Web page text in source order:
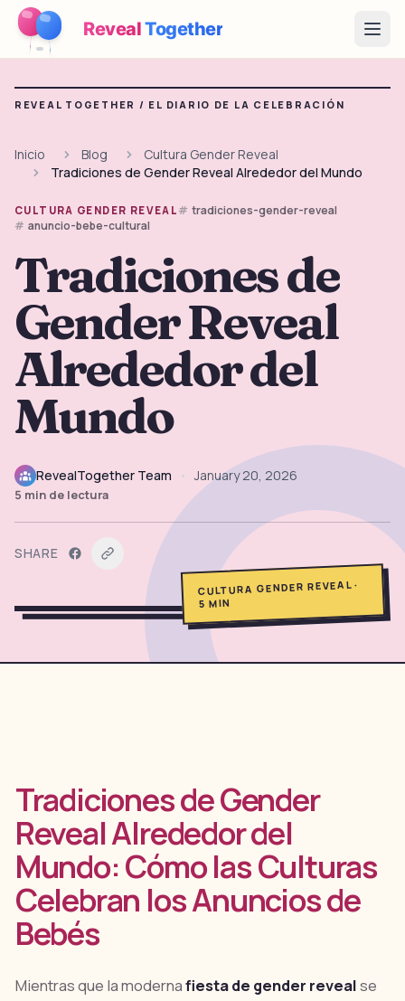
RevealTogether
Cómo Funciona
Juegos
Blog
Precios
Planear la fiesta
Juegos, imprimibles e ideas prácticas gratis
Kit imprimible gratis
Herramientas Gratis
Temas
Iniciar Sesión
Comenzar
REVEAL TOGETHER / EL DIARIO DE LA CELEBRACIÓN
Inicio Blog
Cultura Gender Reveal
Tradiciones de Gender Reveal Alrededor del Mundo
CULTURA GENDER REVEAL
tradiciones-gender-reveal
anuncio-bebe-cultural
Tradiciones de
Gender Reveal
Alrededor del
Mundo
RevealTogether Team • January 20, 2026
5 min de lectura
SHARE
CULTURA GENDER REVEAL·
5 MIN
Tradiciones de Gender
Reveal Alrededor del
Mundo: Cómo las Culturas
Celebran los Anuncios de
Bebés
Mientras que la modernafiesta de gender revealse